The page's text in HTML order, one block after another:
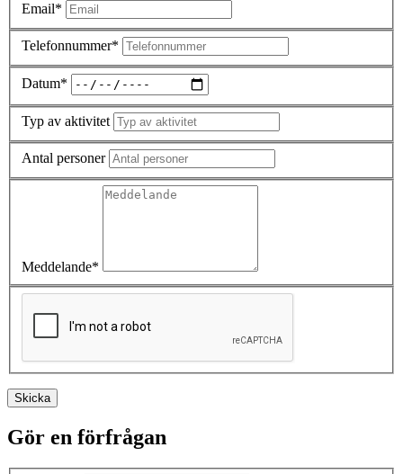
Email*
Telefonnummer*
Datum*
Typ av aktivitet
Antal personer
Meddelande*
Skicka
Gör en förfrågan